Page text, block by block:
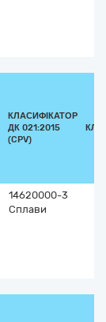
КЛАСИФІКАТОР
ДК 021:2015
(CPV)
14620000-3
Сплави